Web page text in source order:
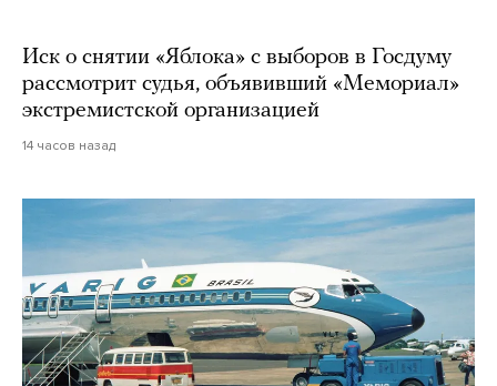
Иск о снятии «Яблока» с выборов в Госдуму
рассмотрит судья, объявивший «Мемориал»
экстремистской организацией
14 часов назад